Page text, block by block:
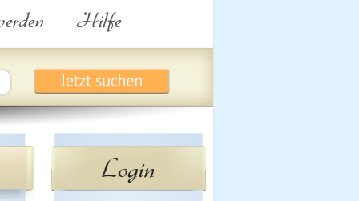
Hilfe
Login